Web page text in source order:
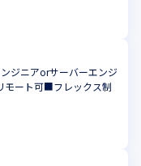
ジニアorサーバーエンジ
モート可■フレックス制